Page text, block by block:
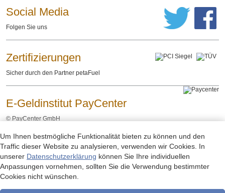
Social Media
Folgen Sie uns
Zertifizierungen
Sicher durch den Partner petaFuel
E-Geldinstitut PayCenter
© PayCenter GmbH
Impressum - Datenschutzerklärung - Rechtliche Hinweise
Um Ihnen bestmögliche Funktionalität bieten zu können und den
Traffic dieser Website zu analysieren, verwenden wir Cookies. In
unserer Datenschutzerklärung können Sie Ihre individuellen
Anpassungen vornehmen, sollten Sie die Verwendung bestimmter
Cookies nicht wünschen.